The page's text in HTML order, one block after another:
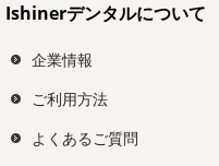
Ishinerデンタルについて
企業情報
ご利用方法
よくあるご質問